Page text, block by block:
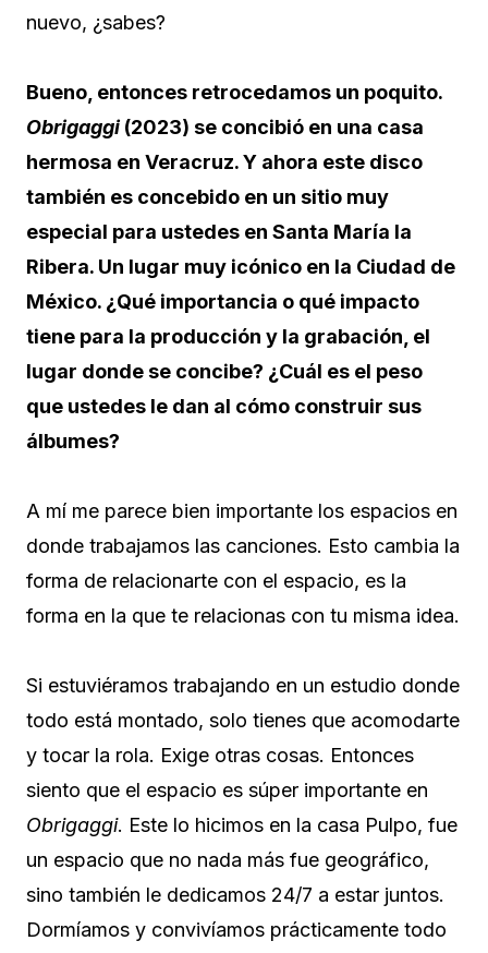
nuevo, ¿sabes?
Bueno, entonces retrocedamos un poquito.
Obrigaggi(2023) se concibió en una casa
hermosa en Veracruz. Y ahora este disco
también es concebido en un sitio muy
especial para ustedes en Santa María la
Ribera. Un lugar muy icónico en la Ciudad de
México. ¿Qué importancia o qué impacto
tiene para la producción y la grabación, el
lugar donde se concibe? ¿Cuál es el peso
que ustedes le dan al cómo construir sus
álbumes?
A mí me parece bien importante los espacios en
donde trabajamos las canciones. Esto cambia la
forma de relacionarte con el espacio, es la
forma en la que te relacionas con tu misma idea.
Si estuviéramos trabajando en un estudio donde
todo está montado, solo tienes que acomodarte
y tocar la rola. Exige otras cosas. Entonces
siento que el espacio es súper importante en
Obrigaggi. Este lo hicimos en la casa Pulpo, fue
un espacio que no nada más fue geográfico,
sino también le dedicamos 24/7 a estar juntos.
Dormíamos y convivíamos prácticamente todo